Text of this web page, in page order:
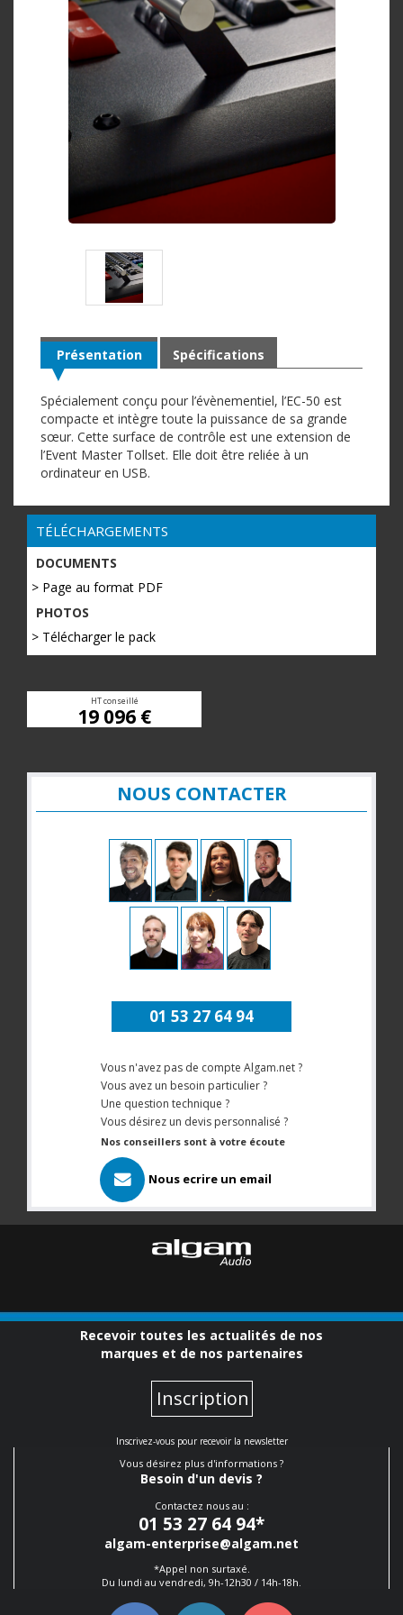
Présentation
Spécialement conçu pour l’évènementiel, l’EC-50 est
compacte et intègre toute la puissance de sa grande
sœur. Cette surface de contrôle est une extension de
l’Event Master Tollset. Elle doit être reliée à un
ordinateur en USB.
Spécifications
TÉLÉCHARGEMENTS
DOCUMENTS
> Page au format PDF
PHOTOS
> Télécharger le pack
HT conseillé
19 096 €
NOUS CONTACTER
01 53 27 64 94
Vous n'avez pas de compte Algam.net ?
Vous avez un besoin particulier ?
Une question technique ?
Vous désirez un devis personnalisé ?
Nos conseillers sont à votre écoute
Nous ecrire un email
Recevoir toutes les actualités de nos
marques et de nos partenaires
Inscription
Inscrivez-vous pour recevoir la newsletter
Vous désirez plus d'informations ?
Besoin d'un devis ?
Contactez nous au :
01 53 27 64 94*
algam-enterprise@algam.net
*Appel non surtaxé.
Du lundi au vendredi, 9h-12h30 / 14h-18h.